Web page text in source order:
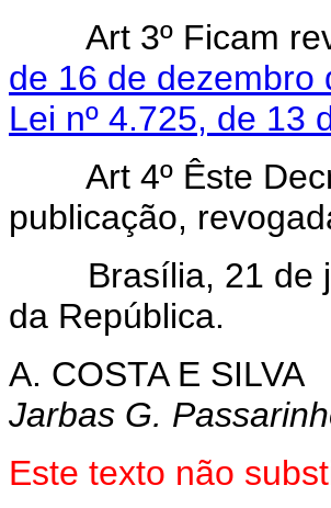
Art 3º Ficam
de 16 de dezembro
Lei nº 4.725, de 13
Art 4º Êste
publicação,
Brasília, 21 de
da República.
A. COSTA E SILVA
Jarbas G.
Este texto não